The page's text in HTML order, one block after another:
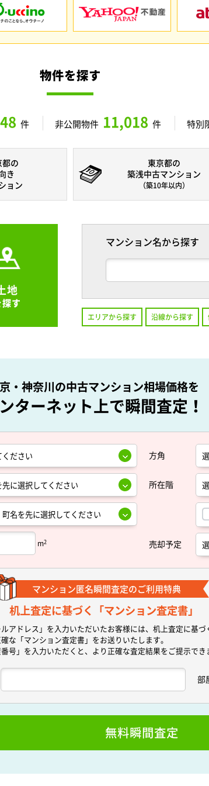
物件を探す
件 非公開物件 11,018 件 特別
都の
き
ョン
東京都の
築浅中古マンション
（築10年以内）
地
探す
マンション名から探す
エリアから探す 沿線から探す
・神奈川の中古マンション相場価格を
ターネット上で瞬間査定！
m2
方角
所在階
売却予定
マンション匿名瞬間査定のご利用特典
机上査定に基づく 「マンション査定書」
ルアドレス」を入力いただいたお客様には、机上査定に基づ
な 「マンション査定書」 をお送りいたします。
番号」を入力いただくと、より正確な査定結果をご提示でき
部
無料瞬間査定